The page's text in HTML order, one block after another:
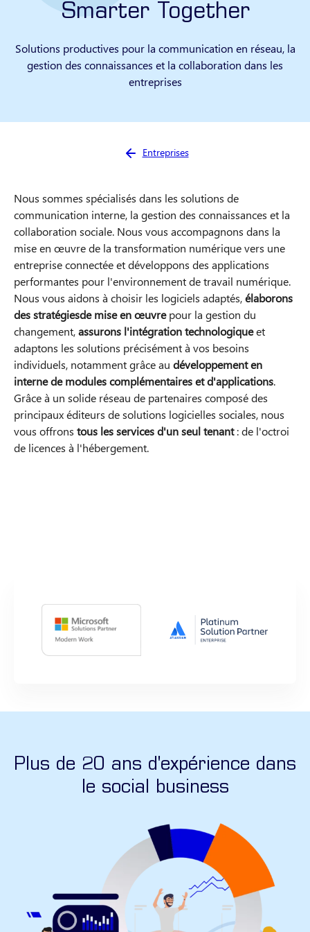
Smarter Together
Solutions productives pour la communication en réseau, la
gestion des connaissances et la collaboration dans les
entreprises
Vous êtes ici :
Entreprises
Nous sommes spécialisés dans les solutions de
communication interne, la gestion des connaissances et la
collaboration sociale. Nous vous accompagnons dans la
mise en œuvre de la transformation numérique vers une
entreprise connectée et développons des applications
performantes pour l'environnement de travail numérique.
Nous vous aidons à choisir les logiciels adaptés,élaborons
des stratégiesde mise en œuvrepour la gestion du
changement,assurons l'intégration technologiqueet
adaptons les solutions précisément à vos besoins
individuels, notamment grâce au développement en
interne de modules complémentaires et d'applications.
Grâce à un solide réseau de partenaires composé des
principaux éditeurs de solutions logicielles sociales, nous
vous offrons tous les services d'un seul tenant: de l'octroi
de licences à l'hébergement.
Plus de 20 ans d'expérience dans
le social business